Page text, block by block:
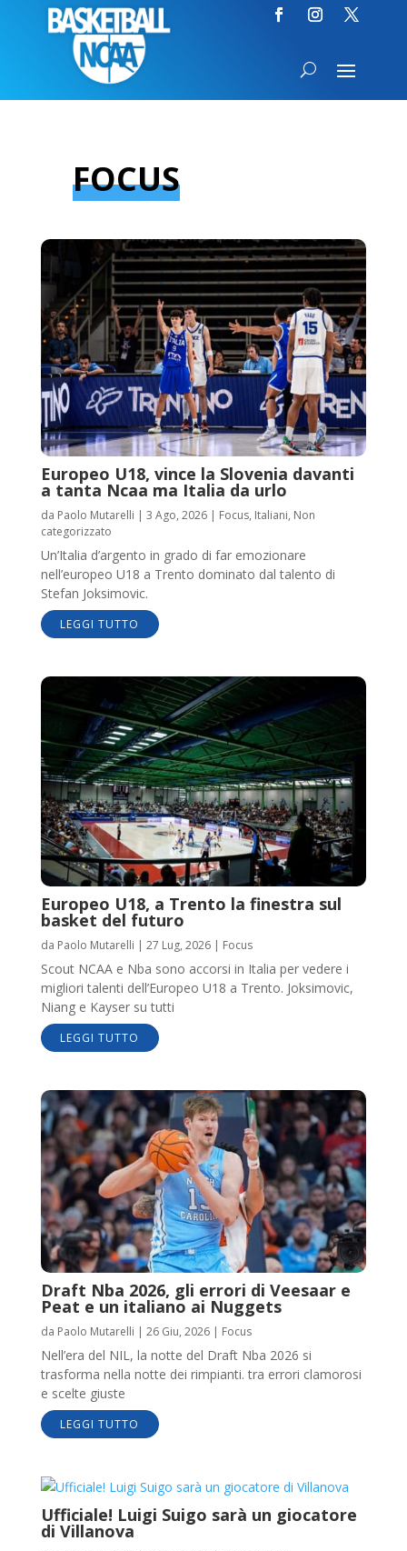
FOCUS
Europeo U18, vince la Slovenia davanti
a tanta Ncaa ma Italia da urlo
da Paolo Mutarelli | 3 Ago, 2026| Focus, Italiani, Non
categorizzato
Un’Italia d’argento in grado di far emozionare
nell’europeo U18 a Trento dominato dal talento di
Stefan Joksimovic.
LEGGI TUTTO
Europeo U18, a Trento la finestra sul
basket del futuro
da Paolo Mutarelli | 27 Lug, 2026| Focus
Scout NCAA e Nba sono accorsi in Italia per vedere i
migliori talenti dell’Europeo U18 a Trento. Joksimovic,
Niang e Kayser su tutti
LEGGI TUTTO
Draft Nba 2026, gli errori di Veesaar e
Peat e un italiano ai Nuggets
da Paolo Mutarelli | 26 Giu, 2026| Focus
Nell’era del NIL, la notte del Draft Nba 2026 si
trasforma nella notte dei rimpianti. tra errori clamorosi
e scelte giuste
LEGGI TUTTO
Ufficiale! Luigi Suigo sarà un giocatore
di Villanova